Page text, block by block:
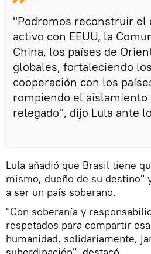
"Podremos reconstruir el
activo con EEUU, la
China, los países de
globales, fortaleciendo
cooperación con los
rompiendo el aislamiento
relegado", dijo Lula ante
Lula añadió que Brasil tiene
mismo, dueño de su destino"
a ser un país soberano.
"Con soberanía y
respetados para compartir
humanidad, solidariamente,